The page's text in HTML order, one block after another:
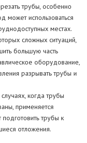
трубы, особенно
может использоваться
местах.
сложных ситуаций,
большую часть
оборудование,
разрывать трубы и
когда трубы
применяется
подготовить трубы к
отложения.